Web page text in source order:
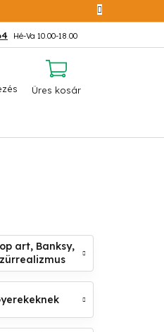
KOSÁR
Üres kosár
art, Banksy,